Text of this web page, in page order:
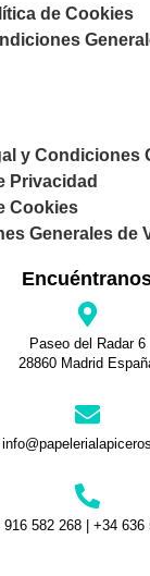
de Cookies
y Condiciones
Privacidad
Cookies
Generales de
Paseo del Radar 6
28860 Madrid
916 582 268 | +34 636